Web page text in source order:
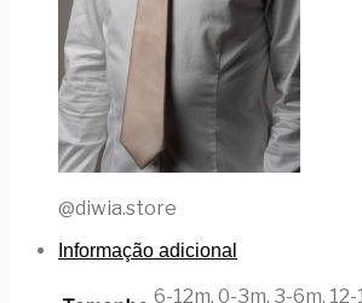
@diwia.store
Informação adicional
6-12m, 0-3m, 3-6m,